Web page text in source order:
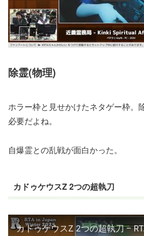
除霊(物理)
ホラー枠と見せかけたネタゲー枠。
必要だよね。
自爆霊との乱戦が面白かった。
カドゥケウスZ 2つの超執刀